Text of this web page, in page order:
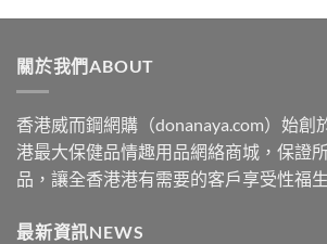
$329
關於我們ABOUT
香港威而鋼網購（donanaya.com）始創
港最大保健品情趣用品網絡商城，保證
品，讓全香港港有需要的客戶享受性福
最新資訊NEWS